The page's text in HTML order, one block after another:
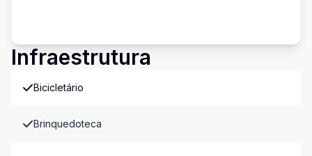
Infraestrutura
Bicicletário
Brinquedoteca